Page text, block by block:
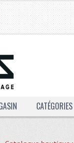
CATÉGORIES